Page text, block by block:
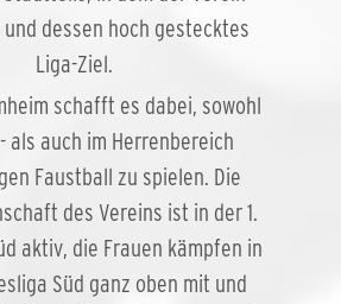
dessen hoch gestecktes
Liga-Ziel.
schafft es dabei, sowohl
als auch im Herrenbereich
Faustball zu spielen. Die
des Vereins ist in der 1.
aktiv, die Frauen kämpfen in
Süd ganz oben mit und